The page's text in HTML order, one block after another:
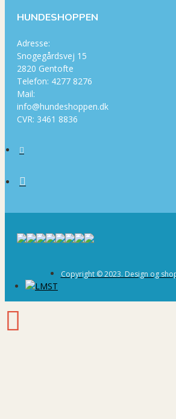
HUNDESHOPPEN
Adresse:
Snogegårdsvej 15
2820 Gentofte
Telefon: 4277 8276
Mail:
info@hundeshoppen.dk
CVR: 3461 8836
Copyright © 2023. Design og